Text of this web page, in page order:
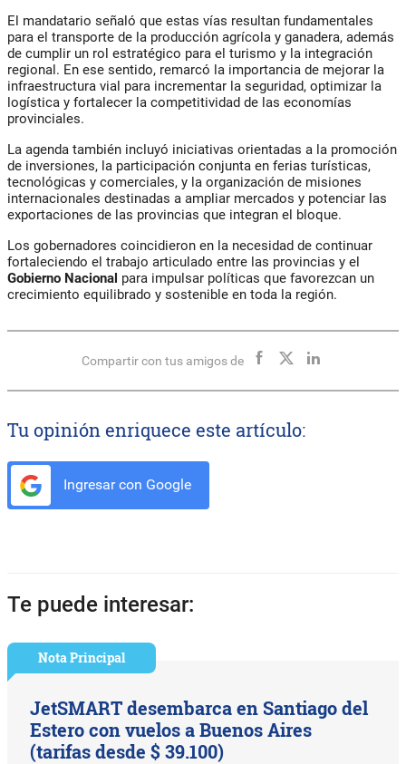
El mandatario señaló que estas vías resultan fundamentales
para el transporte de la producción agrícola y ganadera, además
de cumplir un rol estratégico para el turismo y la integración
regional. En ese sentido, remarcó la importancia de mejorar la
infraestructura vial para incrementar la seguridad, optimizar la
logística y fortalecer la competitividad de las economías
provinciales.
La agenda también incluyó iniciativas orientadas a la promoción
de inversiones, la participación conjunta en ferias turísticas,
tecnológicas y comerciales, y la organización de misiones
internacionales destinadas a ampliar mercados y potenciar las
exportaciones de las provincias que integran el bloque.
Los gobernadores coincidieron en la necesidad de continuar
fortaleciendo el trabajo articulado entre las provincias y el
Gobierno Nacional para impulsar políticas que favorezcan un
crecimiento equilibrado y sostenible en toda la región.
Compartir con tus amigos de
Tu opinión enriquece este artículo:
Ingresar con Google
Te puede interesar:
Nota Principal
JetSMART desembarca en Santiago del
Estero con vuelos a Buenos Aires
(tarifas desde $ 39.100)